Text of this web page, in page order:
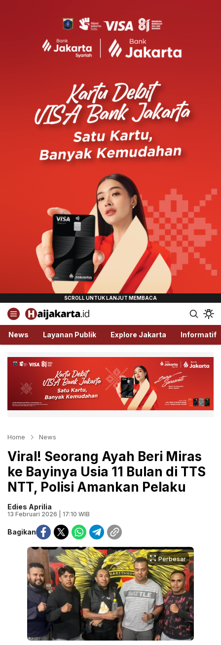
Haijakarta.id
Semua Tentang Jakarta Ada Disini!
News Layanan Publik Explore Jakarta Informatif
Home News
Viral! Seorang Ayah Beri Miras
ke Bayinya Usia 11 Bulan di TTS
NTT, Polisi Amankan Pelaku
Edies Aprilia
13 Februari 2026 | 17:10 WIB
Bagikan
Perbesar